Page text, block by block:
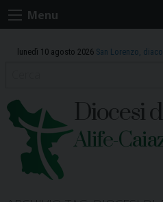
Skip
to
Menu
lunedì 10 agosto 2026 San Lorenzo,
Diocesi
Alife-